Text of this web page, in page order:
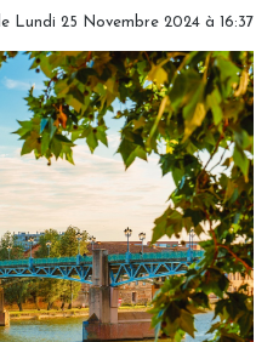
le Lundi 25 Novembre 2024 à 16:37